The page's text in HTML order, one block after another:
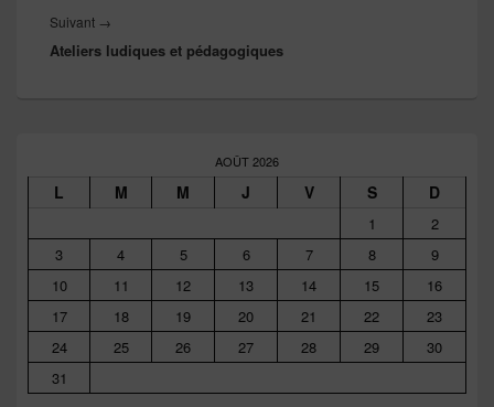
de
l’article
Suivant →
suivant :
Ateliers ludiques et pédagogiques
de
widget
latérale
AOÛT 2026
L M M J V S D
1
2
3
4 5 6 7 8
9
10
11 12 13 14 15
16
17
18 19 20 21 22
23
24
25 26 27 28 29
30
31